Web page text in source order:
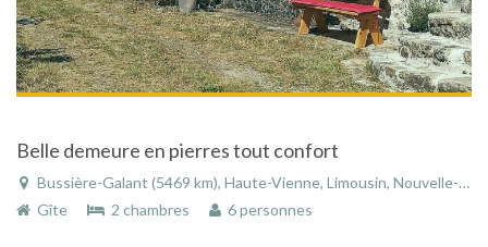
Belle demeure en pierres tout confort
Bussière-Galant (5469 km), Haute-Vienne, Limousin, Nouvelle-Aquitaine, France
Gîte
2 chambres 6 personnes